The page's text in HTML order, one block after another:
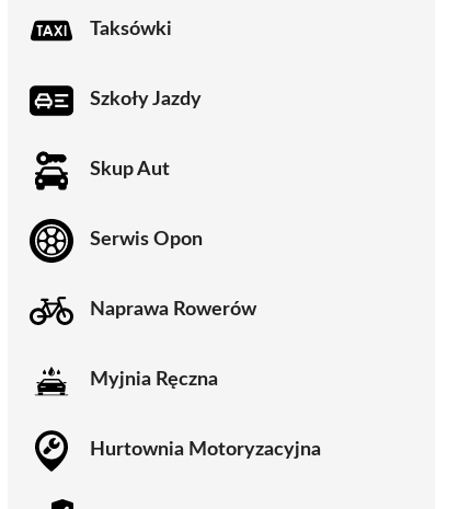
Taksówki
Szkoły Jazdy
Skup Aut
Serwis Opon
Naprawa Rowerów
Myjnia Ręczna
Hurtownia Motoryzacyjna